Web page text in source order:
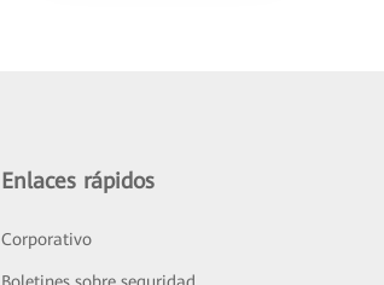
Enlaces rápidos
Corporativo